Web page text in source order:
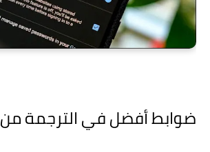
ضوابط أفضل في الترجمة من Google